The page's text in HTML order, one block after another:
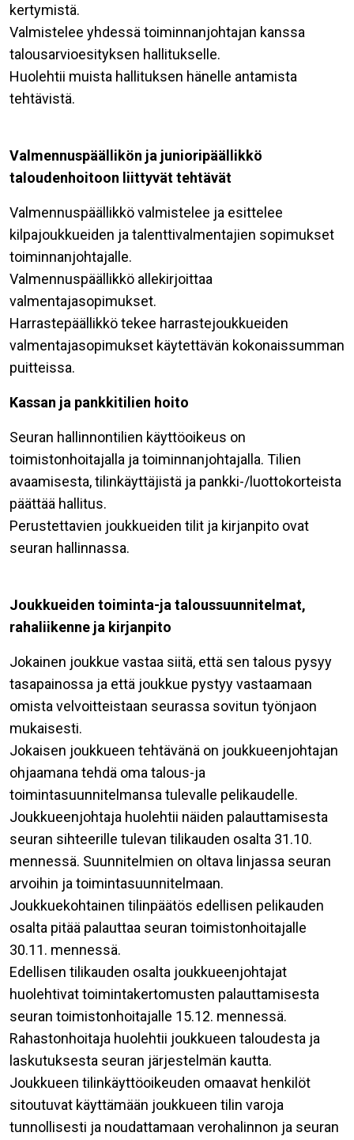
kertymistä.
Valmistelee yhdessä toiminnanjohtajan kanssa
talousarvioesityksen hallitukselle.
Huolehtii muista hallituksen hänelle antamista
tehtävistä.
Valmennuspäällikön ja junioripäällikkö
taloudenhoitoon liittyvät tehtävät
Valmennuspäällikkö valmistelee ja esittelee
kilpajoukkueiden ja talenttivalmentajien sopimukset
toiminnanjohtajalle.
Valmennuspäällikkö allekirjoittaa
valmentajasopimukset.
Harrastepäällikkö tekee harrastejoukkueiden
valmentajasopimukset käytettävän kokonaissumman
puitteissa.
Kassan ja pankkitilien hoito
Seuran hallinnontilien käyttöoikeus on
toimistonhoitajalla ja toiminnanjohtajalla. Tilien
avaamisesta, tilinkäyttäjistä ja pankki-/luottokorteista
päättää hallitus.
Perustettavien joukkueiden tilit ja kirjanpito ovat
seuran hallinnassa.
Joukkueiden toiminta-ja taloussuunnitelmat,
rahaliikenne ja kirjanpito
Jokainen joukkue vastaa siitä, että sen talous pysyy
tasapainossa ja että joukkue pystyy vastaamaan
omista velvoitteistaan seurassa sovitun työnjaon
mukaisesti.
Jokaisen joukkueen tehtävänä on joukkueenjohtajan
ohjaamana tehdä oma talous-ja
toimintasuunnitelmansa tulevalle pelikaudelle.
Joukkueenjohtaja huolehtii näiden palauttamisesta
seuran sihteerille tulevan tilikauden osalta 31.10.
mennessä. Suunnitelmien on oltava linjassa seuran
arvoihin ja toimintasuunnitelmaan.
Joukkuekohtainen tilinpäätös edellisen pelikauden
osalta pitää palauttaa seuran toimistonhoitajalle
30.11. mennessä.
Edellisen tilikauden osalta joukkueenjohtajat
huolehtivat toimintakertomusten palauttamisesta
seuran toimistonhoitajalle 15.12. mennessä.
Rahastonhoitaja huolehtii joukkueen taloudesta ja
laskutuksesta seuran järjestelmän kautta.
Joukkueen tilinkäyttöoikeuden omaavat henkilöt
sitoutuvat käyttämään joukkueen tilin varoja
tunnollisesti ja noudattamaan verohalinnon ja seuran